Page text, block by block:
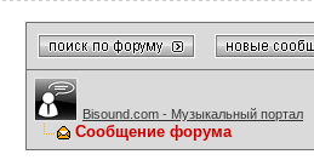
Bisound.com - Музыкальный портал
Сообщение форума